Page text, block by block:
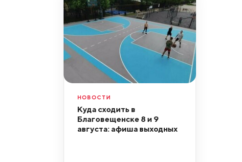
НОВОСТИ
Куда сходить в
Благовещенске 8 и 9
августа: афиша выходных